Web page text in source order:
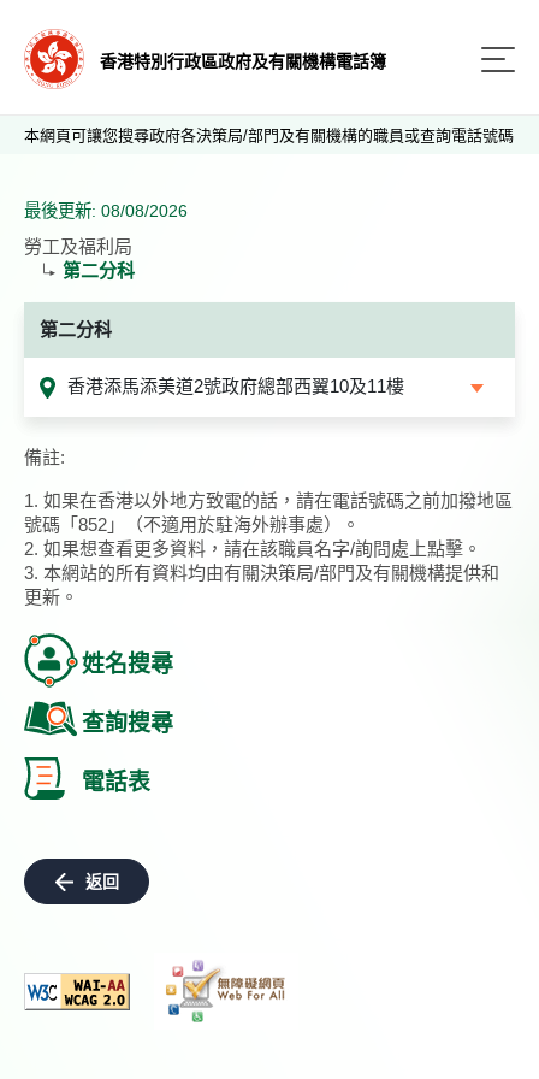
香港特別行政區政府及有關機構電話簿
本網頁可讓您搜尋政府各決策局/部門及有關機構的職員或查詢電話號碼
最後更新: 08/08/2026
勞工及福利局
第二分科
第二分科
香港添馬添美道2號政府總部西翼10及11樓
備註:
1. 如果在香港以外地方致電的話，請在電話號碼之前加撥地區
號碼「852」（不適用於駐海外辦事處）。
2. 如果想查看更多資料，請在該職員名字/詢問處上點擊。
3. 本網站的所有資料均由有關決策局/部門及有關機構提供和
更新。
姓名搜尋
查詢搜尋
電話表
返回